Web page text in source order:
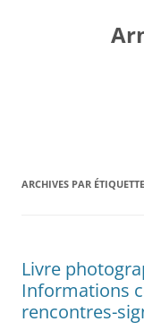
ARCHIVES PAR
Livre
Informations
rencontres-